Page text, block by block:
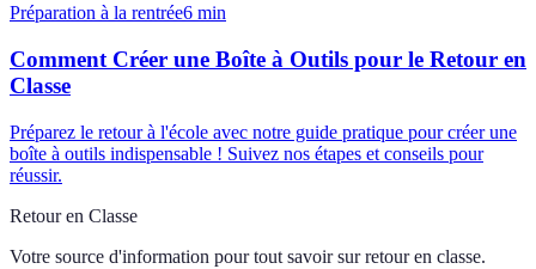
Préparation à la rentrée6 min
Comment Créer une Boîte à Outils pour le Retour en
Classe
Préparez le retour à l'école avec notre guide pratique pour créer une
boîte à outils indispensable ! Suivez nos étapes et conseils pour
réussir.
Retour en Classe
Votre source d'information pour tout savoir sur retour en classe.